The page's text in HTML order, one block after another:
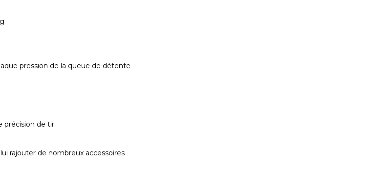
pression de la queue de détente
précision de tir
rajouter de nombreux accessoires